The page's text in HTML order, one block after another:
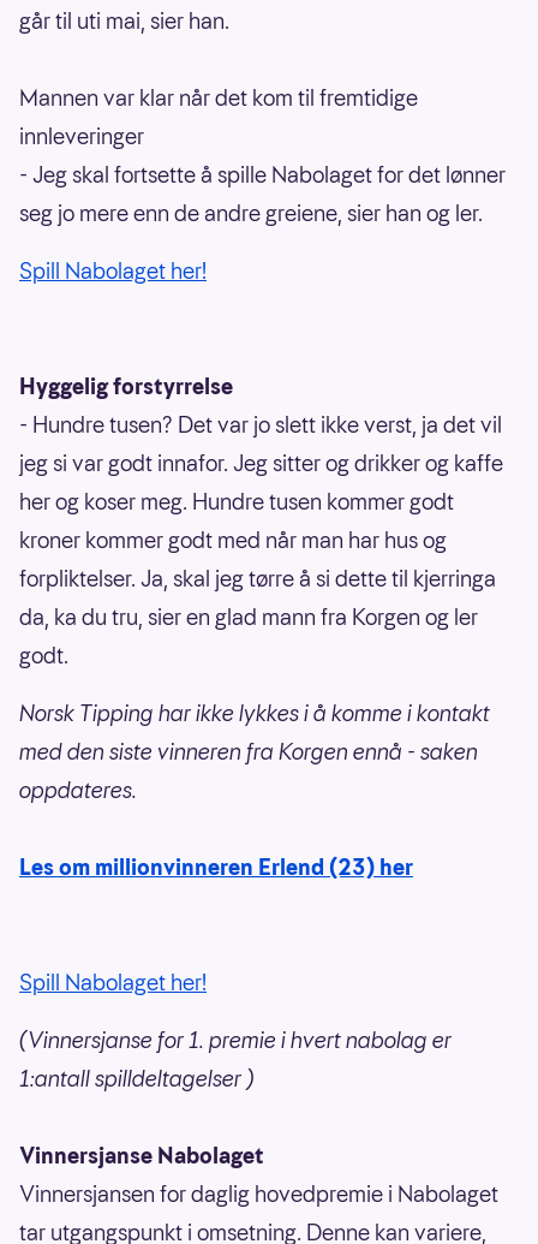
går til uti mai, sier han.
Mannen var klar når det kom til fremtidige
innleveringer
- Jeg skal fortsette å spille Nabolaget for det lønner
seg jo mere enn de andre greiene, sier han og ler.
Spill Nabolaget her!
Hyggelig forstyrrelse
- Hundre tusen? Det var jo slett ikke verst, ja det vil
jeg si var godt innafor. Jeg sitter og drikker og kaffe
her og koser meg. Hundre tusen kommer godt
kroner kommer godt med når man har hus og
forpliktelser. Ja, skal jeg tørre å si dette til kjerringa
da, ka du tru, sier en glad mann fra Korgen og ler
godt.
Norsk Tipping har ikke lykkes i å komme i kontakt
med den siste vinneren fra Korgen ennå - saken
oppdateres.
Les om millionvinneren Erlend (23) her
Spill Nabolaget her!
(Vinnersjanse for 1. premie i hvert nabolag er
1:antall spilldeltagelser )
Vinnersjanse Nabolaget
Vinnersjansen for daglig hovedpremie i Nabolaget
tar utgangspunkt i omsetning. Denne kan variere,